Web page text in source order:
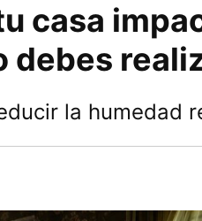
casa
debes
la humedad